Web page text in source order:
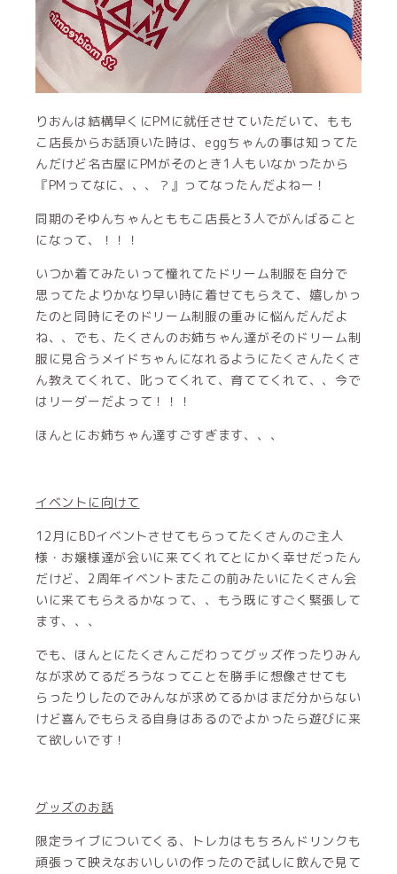
りおんは結構早くにPMに就任させていただいて、もも
こ店長からお話頂いた時は、eggちゃんの事は知ってた
んだけど名古屋にPMがそのとき1人もいなかったから
『PMってなに、、、？』ってなったんだよねー！
同期のそゆんちゃんとももこ店長と3人でがんばること
になって、！！！
いつか着てみたいって憧れてたドリーム制服を自分で
思ってたよりかなり早い時に着せてもらえて、嬉しかっ
たのと同時にそのドリーム制服の重みに悩んだんだよ
ね、、でも、たくさんのお姉ちゃん達がそのドリーム制
服に見合うメイドちゃんになれるようにたくさんたくさ
ん教えてくれて、叱ってくれて、育ててくれて、、今で
はリーダーだよって！！！
ほんとにお姉ちゃん達すごすぎます、、、
イベントに向けて
12月にBDイベントさせてもらってたくさんのご主人
様・お嬢様達が会いに来てくれてとにかく幸せだったん
だけど、2周年イベントまたこの前みたいにたくさん会
いに来てもらえるかなって、、もう既にすごく緊張して
ます、、、
でも、ほんとにたくさんこだわってグッズ作ったりみん
なが求めてるだろうなってことを勝手に想像させても
らったりしたのでみんなが求めてるかはまだ分からない
けど喜んでもらえる自身はあるのでよかったら遊びに来
て欲しいです！
グッズのお話
限定ライブについてくる、トレカはもちろんドリンクも
頑張って映えなおいしいの作ったので試しに飲んで見て